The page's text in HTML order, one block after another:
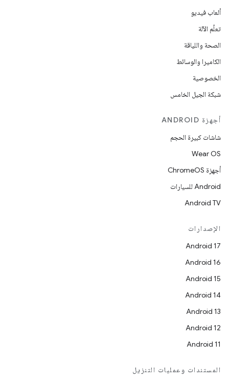
ألعاب فيديو
تعلُم الآلة
الصحة واللياقة
الكاميرا والوسائط
الخصوصية
شبكة الجيل الخامس
أجهزة ANDROID
شاشات كبيرة الحجم
Wear OS
أجهزة ChromeOS
Android للسيارات
Android TV
الإصدارات
Android 17
Android 16
Android 15
Android 14
Android 13
Android 12
Android 11
المستندات وعمليات التنزيل